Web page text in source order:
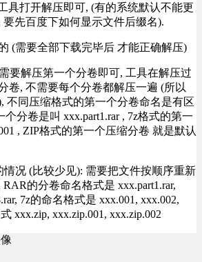
具打开解压即可, (有的系统默认不能更
先百度下如何显示文件后缀名).
(需要全部下载完毕后 才能正确解压)
要解压第一个分卷即可, 工具在解压过
卷, 不需要每个分卷都解压一遍 (所以
不同压缩格式的第一个分卷命名是有区
分卷是叫 xxx.part1.rar , 7z格式的第一
, ZIP格式的第一个压缩分卷 就是默认
况 (比较少见): 需要把文件按顺序重新
的分卷命名格式是 xxx.part1.rar,
7z的命名格式是 xxx.001, xxx.002,
xxx.zip, xxx.zip.001, xxx.zip.002